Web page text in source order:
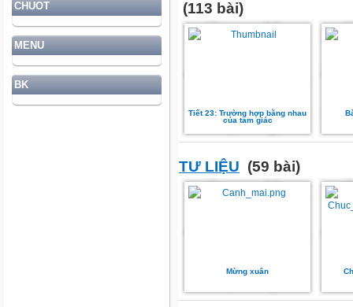
CHUOT
MENU
BK
(113 bài)
Tiết 23: Trường hợp bằng nhau
của tam giác
TƯ LIỆU (59 bài)
Mừng xuân